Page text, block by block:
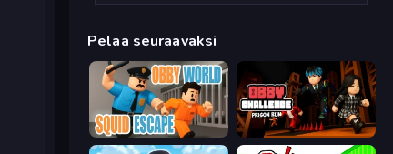
Pelaa seuraavaksi
Obby Challenge: Prison Run